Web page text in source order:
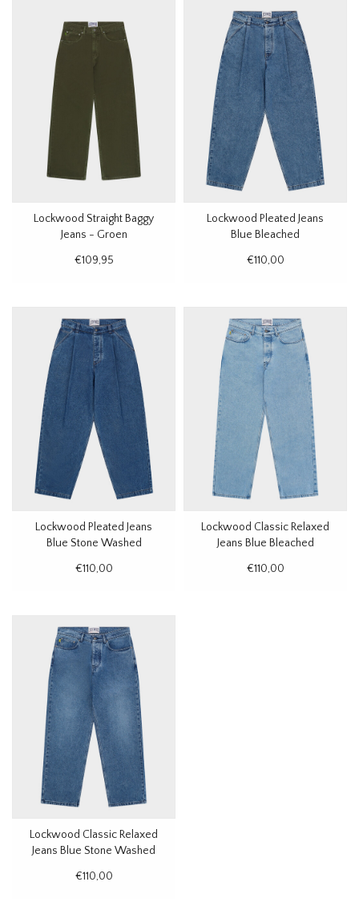
Lockwood Straight Baggy
Jeans - Groen
€109,95
Lockwood Pleated Jeans
Blue Bleached
€110,00
Lockwood Pleated Jeans
Blue Stone Washed
€110,00
Lockwood Classic Relaxed
Jeans Blue Bleached
€110,00
Lockwood Classic Relaxed
Jeans Blue Stone Washed
€110,00